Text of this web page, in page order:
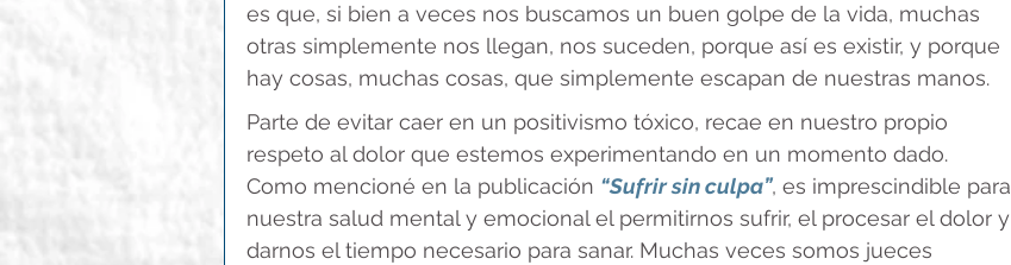
es que, si bien a veces nos buscamos un buen golpe de la vida, muchas
otras simplemente nos llegan, nos suceden, porque así es existir, y porque
hay cosas, muchas cosas, que simplemente escapan de nuestras manos.
Parte de evitar caer en un positivismo tóxico, recae en nuestro propio
respeto al dolor que estemos experimentando en un momento dado.
Como mencioné en la publicación “Sufrir sin culpa”, es imprescindible para
nuestra salud mental y emocional el permitirnos sufrir, el procesar el dolor y
darnos el tiempo necesario para sanar. Muchas veces somos jueces